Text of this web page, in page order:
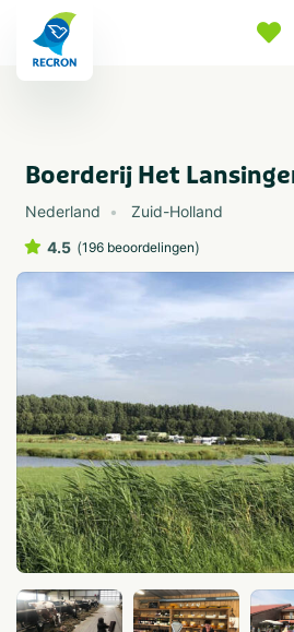
Boerderij Het
Nederland
Zuid-Holland
4.5 (196 beoordelingen)